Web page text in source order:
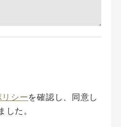
シーを確認し、同意し
した。